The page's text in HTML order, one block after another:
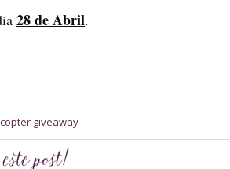
28 de Abril.
giveaway